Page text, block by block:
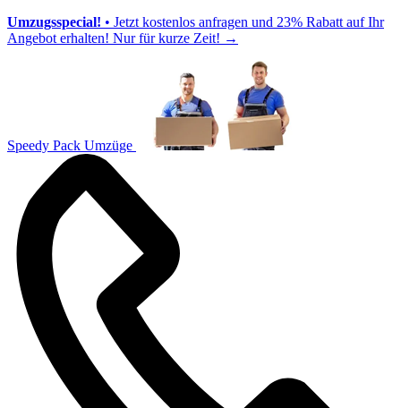
Umzugsspecial! • Jetzt kostenlos anfragen und 23% Rabatt auf Ihr
Angebot erhalten! Nur für kurze Zeit! →
Speedy Pack Umzüge